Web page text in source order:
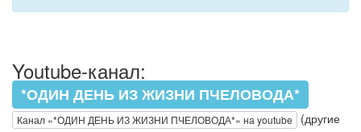
Youtube-канал:
*ОДИН ДЕНЬ ИЗ ЖИЗНИ ПЧЕЛОВОДА*
Канал «*ОДИН ДЕНЬ ИЗ ЖИЗНИ ПЧЕЛОВОДА*» на youtube
(другие